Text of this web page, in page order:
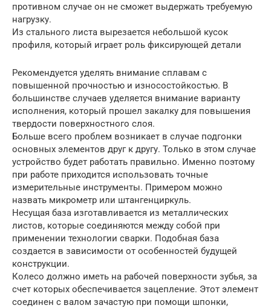
противном случае он не сможет выдержать требуемую
нагрузку.
Из стального листа вырезается небольшой кусок
профиля, который играет роль фиксирующей детали
Рекомендуется уделять внимание сплавам с
повышенной прочностью и износостойкостью. В
большинстве случаев уделяется внимание варианту
исполнения, который прошел закалку для повышения
твердости поверхностного слоя.
Больше всего проблем возникает в случае подгонки
основных элементов друг к другу. Только в этом случае
устройство будет работать правильно. Именно поэтому
при работе приходится использовать точные
измерительные инструменты. Примером можно
назвать микрометр или штангенциркуль.
Несущая база изготавливается из металлических
листов, которые соединяются между собой при
применении технологии сварки. Подобная база
создается в зависимости от особенностей будущей
конструкции.
Колесо должно иметь на рабочей поверхности зубья, за
счет которых обеспечивается зацепление. Этот элемент
соединен с валом зачастую при помощи шпонки,